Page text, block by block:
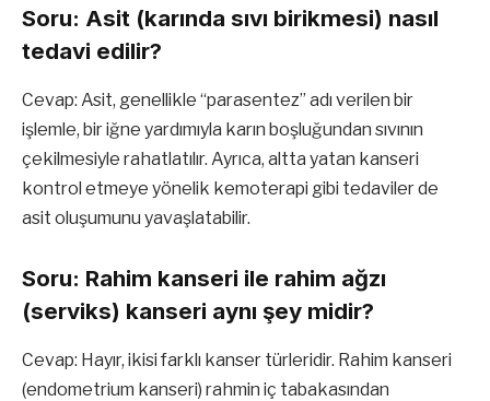
Soru: Asit (karında sıvı birikmesi) nasıl
tedavi edilir?
Cevap: Asit, genellikle “parasentez” adı verilen bir
işlemle, bir iğne yardımıyla karın boşluğundan sıvının
çekilmesiyle rahatlatılır. Ayrıca, altta yatan kanseri
kontrol etmeye yönelik kemoterapi gibi tedaviler de
asit oluşumunu yavaşlatabilir.
Soru: Rahim kanseri ile rahim ağzı
(serviks) kanseri aynı şey midir?
Cevap: Hayır, ikisi farklı kanser türleridir. Rahim kanseri
(endometrium kanseri) rahmin iç tabakasından